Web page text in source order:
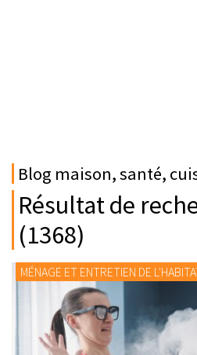
Blog maison, santé,
Résultat de
(1368)
MÉNAGE ET ENTRETIEN DE